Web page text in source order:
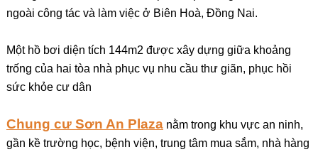
ngoài công tác và làm việc ở Biên Hoà, Đồng Nai.
Một hồ bơi diện tích 144m2 được xây dựng giữa khoảng
trống của hai tòa nhà phục vụ nhu cầu thư giãn, phục hồi
sức khỏe cư dân
Chung cư Sơn An Plazanằm trong khu vực an ninh,
gần kề trường học, bệnh viện, trung tâm mua sắm, nhà hàng